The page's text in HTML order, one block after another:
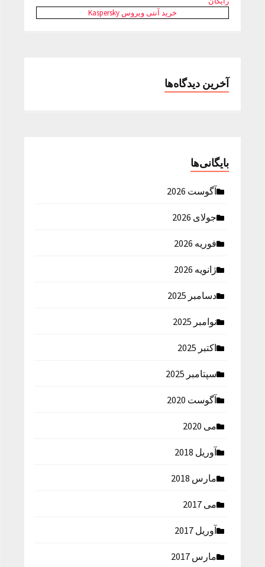
خرید آنتی ویروس Kaspersky
آخرین دیدگاه‌ها
بایگانی‌ها
آگوست 2026
جولای 2026
فوریه 2026
ژانویه 2026
دسامبر 2025
نوامبر 2025
اکتبر 2025
سپتامبر 2025
آگوست 2020
می 2020
آوریل 2018
مارس 2018
می 2017
آوریل 2017
مارس 2017